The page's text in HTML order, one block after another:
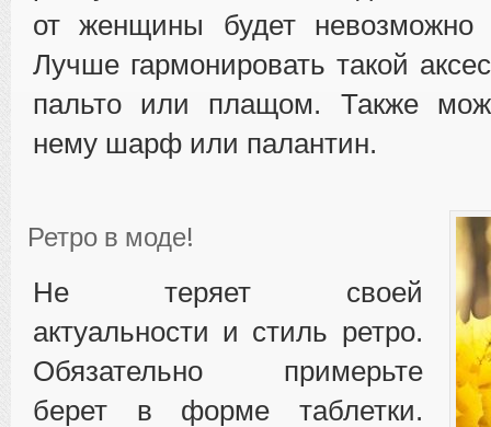
от женщины будет невозможно
Лучше гармонировать такой
пальто или плащом. Также
нему шарф или палантин.
Ретро в моде!
Не теряет своей
актуальности и стиль ретро.
Обязательно примерьте
берет в форме таблетки.